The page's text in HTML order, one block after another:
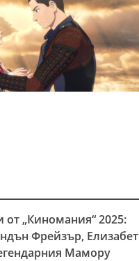
„Киномания“ 2025:
Фрейзър, Елизабет
Мамору